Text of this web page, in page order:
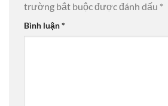
trường bắt buộc được đánh dấu *
Bình luận*